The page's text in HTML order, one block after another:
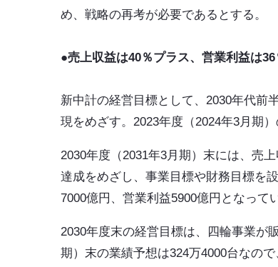
め、戦略の再考が必要であるとする。
●売上収益は40％プラス、営業利益は
新中計の経営目標として、2030年代前
現をめざす。2023年度（2024年3月期
2030年度（2031年3月期）末には、売
達成をめざし、事業目標や財務目標を
7000億円、営業利益5900億円となって
2030年度末の経営目標は、四輪事業が
期）末の業績予想は324万4000台なの